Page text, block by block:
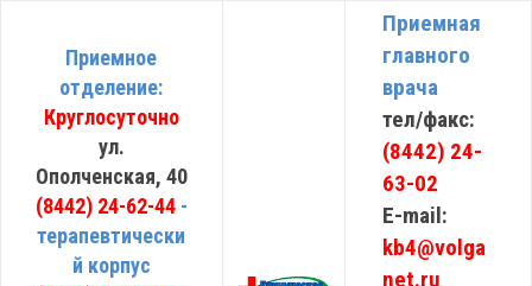
Приемное
отделение:
Круглосуточно
ул.
Ополченская, 40
(8442) 24-62-44 -
терапевтически
й корпус
Приемная
главного
врача
тел/факс:
(8442) 24-
63-02
E-mail:
kb4@volga
net.ru